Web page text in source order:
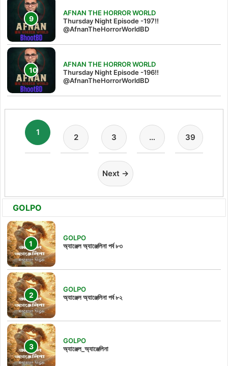
AFNAN THE HORROR WORLD
Thursday Night Episode -197!!‪
@AfnanTheHorrorWorldBD‬
AFNAN THE HORROR WORLD
Thursday Night Episode -196!!
@AfnanTheHorrorWorldBD
1
2 3 … 39
Next →
GOLPO
GOLPO
অ্যাঞ্জেল অ্যাঞ্জেলিনা পর্ব ৮৩
GOLPO
অ্যাঞ্জেল অ্যাঞ্জেলিনা পর্ব ৮২
GOLPO
অ্যাঞ্জেল_অ্যাঞ্জেলিনা